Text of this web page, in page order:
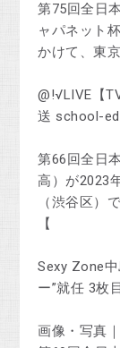
第75回全日
ャパネット
かけて、東
@!√LIVE【
送 school-
第66回全日
高）が2023
（渋谷区）
【
Sexy Zone
ー”就任 3枚
画像・写真